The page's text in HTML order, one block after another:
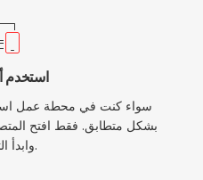
استخدم
سواء كنت في محطة عمل
وابدأ التحويل.